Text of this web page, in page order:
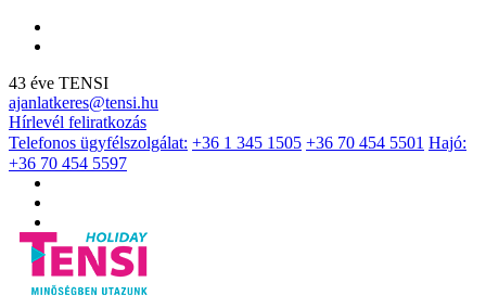
43 éve TENSI
ajanlatkeres@tensi.hu
Hírlevél feliratkozás
Telefonos ügyfélszolgálat: +36 1 345 1505 +36 70 454 5501 Hajó:
+36 70 454 5597